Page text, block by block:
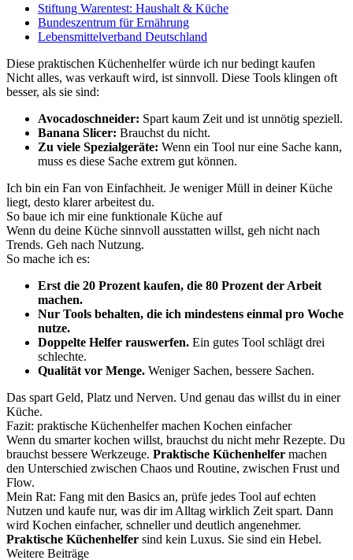
Stiftung Warentest: Haushalt & Küche
Bundeszentrum für Ernährung
Lebensmittelverband Deutschland
Diese praktischen Küchenhelfer würde ich nur bedingt kaufen
Nicht alles, was verkauft wird, ist sinnvoll. Diese Tools klingen oft
besser, als sie sind:
Avocadoschneider: Spart kaum Zeit und ist unnötig speziell.
Banana Slicer: Brauchst du nicht.
Zu viele Spezialgeräte: Wenn ein Tool nur eine Sache kann,
muss es diese Sache extrem gut können.
Ich bin ein Fan von Einfachheit. Je weniger Müll in deiner Küche
liegt, desto klarer arbeitest du.
So baue ich mir eine funktionale Küche auf
Wenn du deine Küche sinnvoll ausstatten willst, geh nicht nach
Trends. Geh nach Nutzung.
So mache ich es:
Erst die 20 Prozent kaufen, die 80 Prozent der Arbeit
machen.
Nur Tools behalten, die ich mindestens einmal pro Woche
nutze.
Doppelte Helfer rauswerfen. Ein gutes Tool schlägt drei
schlechte.
Qualität vor Menge. Weniger Sachen, bessere Sachen.
Das spart Geld, Platz und Nerven. Und genau das willst du in einer
Küche.
Fazit: praktische Küchenhelfer machen Kochen einfacher
Wenn du smarter kochen willst, brauchst du nicht mehr Rezepte. Du
brauchst bessere Werkzeuge. Praktische Küchenhelfer machen
den Unterschied zwischen Chaos und Routine, zwischen Frust und
Flow.
Mein Rat: Fang mit den Basics an, prüfe jedes Tool auf echten
Nutzen und kaufe nur, was dir im Alltag wirklich Zeit spart. Dann
wird Kochen einfacher, schneller und deutlich angenehmer.
Praktische Küchenhelfer sind kein Luxus. Sie sind ein Hebel.
Weitere Beiträge